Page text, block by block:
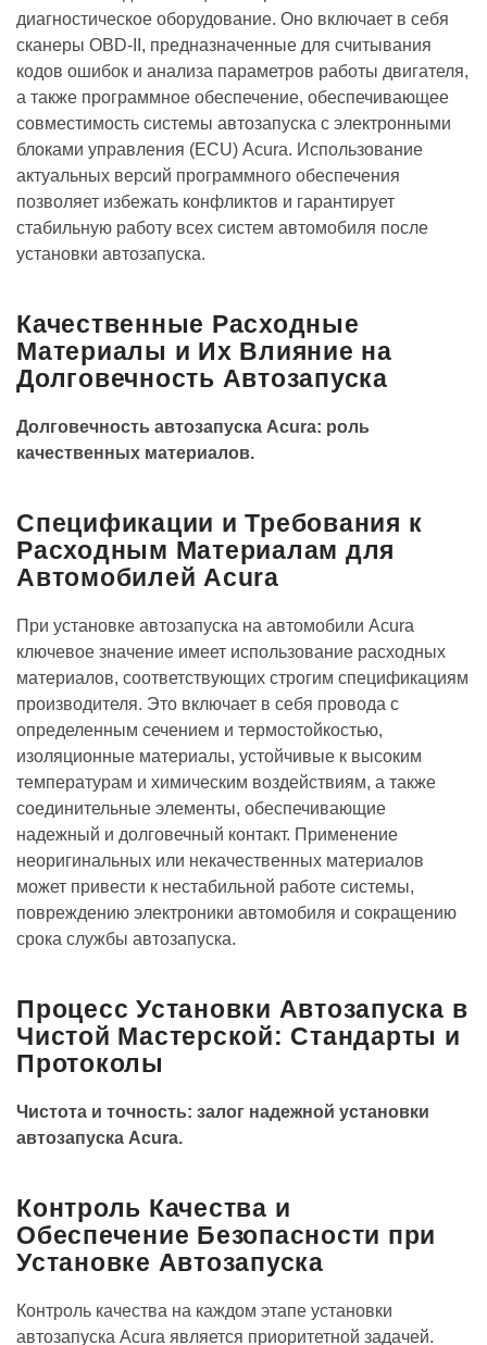
диагностическое оборудование. Оно включает в себя
сканеры OBD-II, предназначенные для считывания
кодов ошибок и анализа параметров работы двигателя,
а также программное обеспечение, обеспечивающее
совместимость системы автозапуска с электронными
блоками управления (ECU) Acura. Использование
актуальных версий программного обеспечения
позволяет избежать конфликтов и гарантирует
стабильную работу всех систем автомобиля после
установки автозапуска.
Качественные Расходные
Материалы и Их Влияние на
Долговечность Автозапуска
Долговечность автозапуска Acura: роль
качественных материалов.
Спецификации и Требования к
Расходным Материалам для
Автомобилей Acura
При установке автозапуска на автомобили Acura
ключевое значение имеет использование расходных
материалов, соответствующих строгим спецификациям
производителя. Это включает в себя провода с
определенным сечением и термостойкостью,
изоляционные материалы, устойчивые к высоким
температурам и химическим воздействиям, а также
соединительные элементы, обеспечивающие
надежный и долговечный контакт. Применение
неоригинальных или некачественных материалов
может привести к нестабильной работе системы,
повреждению электроники автомобиля и сокращению
срока службы автозапуска.
Процесс Установки Автозапуска в
Чистой Мастерской: Стандарты и
Протоколы
Чистота и точность: залог надежной установки
автозапуска Acura.
Контроль Качества и
Обеспечение Безопасности при
Установке Автозапуска
Контроль качества на каждом этапе установки
автозапуска Acura является приоритетной задачей.